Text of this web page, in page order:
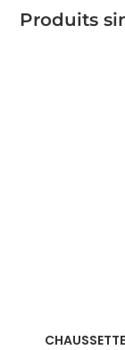
Produits